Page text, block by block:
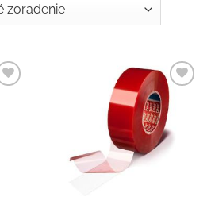
Pridať do
zoznamu